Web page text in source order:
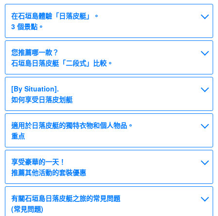
在石垣島體驗「日落皮艇」。
3 個景點。
您推薦哪一款？
石垣島日落皮艇「二段式」比較。
[By Situation].
如何享受日落皮划艇
適用於日落皮艇的獨特衣物和個人物品。
重点
享受豪華的一天！
推薦其他活動的套裝優惠
有關石垣島日落皮艇之旅的常見問題
(常見問題)